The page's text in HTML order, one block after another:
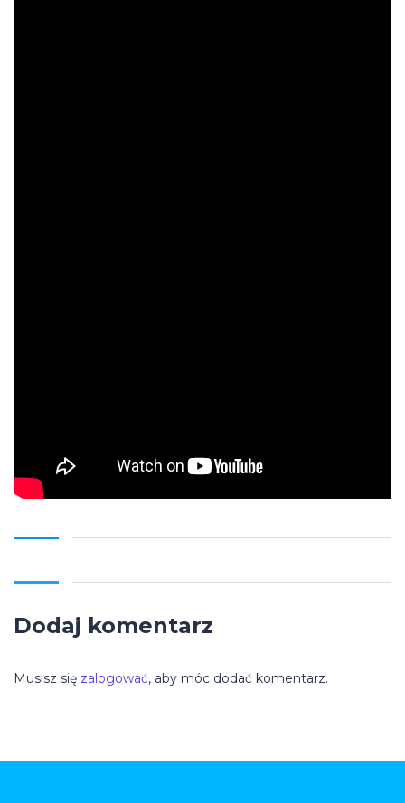
Dodaj komentarz
Musisz się zalogować, aby móc dodać komentarz.